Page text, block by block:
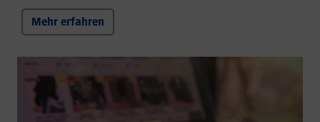
Mehr erfahren